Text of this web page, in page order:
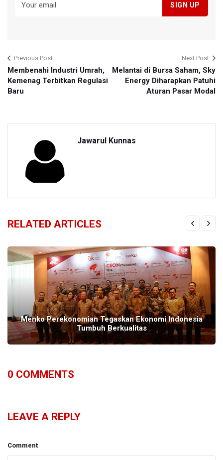
Previous Post
Membenahi Industri Umrah,
Kemenag Terbitkan Regulasi
Baru
Next Post
Melantai di Bursa Saham, Sky
Energy Diharapkan Patuhi
Aturan Pasar Modal
Jawarul Kunnas
RELATED ARTICLES
Menko Perekonomian Tegaskan Ekonomi Indonesia
Tumbuh Berkualitas
0 COMMENTS
LEAVE A REPLY
Comment